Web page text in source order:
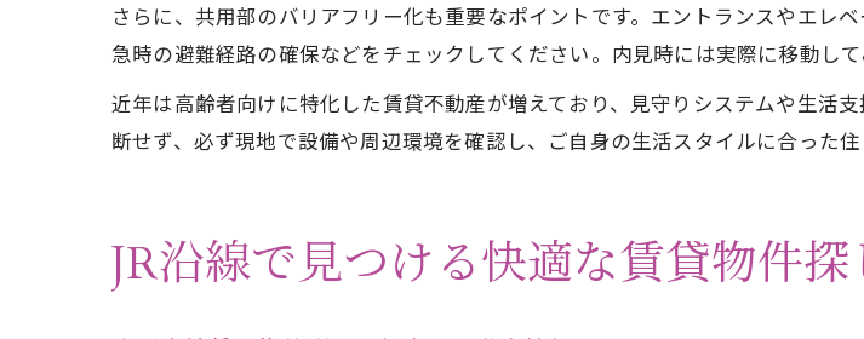
さらに、共用部のバリアフリー化も重要なポイントです。エントランスやエレ
急時の避難経路の確保などをチェックしてください。内見時には実際に移動し
近年は高齢者向けに特化した賃貸不動産が増えており、見守りシステムや生活
断せず、必ず現地で設備や周辺環境を確認し、ご自身の生活スタイルに合った
JR沿線で見つける快適な賃貸物件探